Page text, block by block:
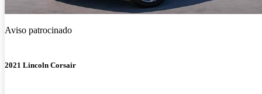
Aviso patrocinado
2021 Lincoln Corsair